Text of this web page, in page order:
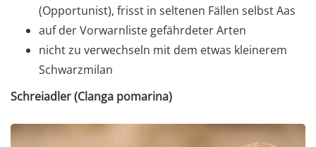
(Opportunist), frisst in seltenen Fällen selbst Aas
auf der Vorwarnliste gefährdeter Arten
nicht zu verwechseln mit dem etwas kleinerem
Schwarzmilan
Schreiadler (Clanga pomarina)